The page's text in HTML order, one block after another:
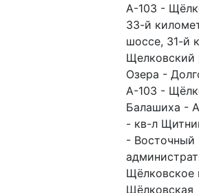
А-103 -
33-й
шоссе, 31-й
Озера -
А-103 -
Балашиха -
- кв-л
- Восточный
Щёлковская